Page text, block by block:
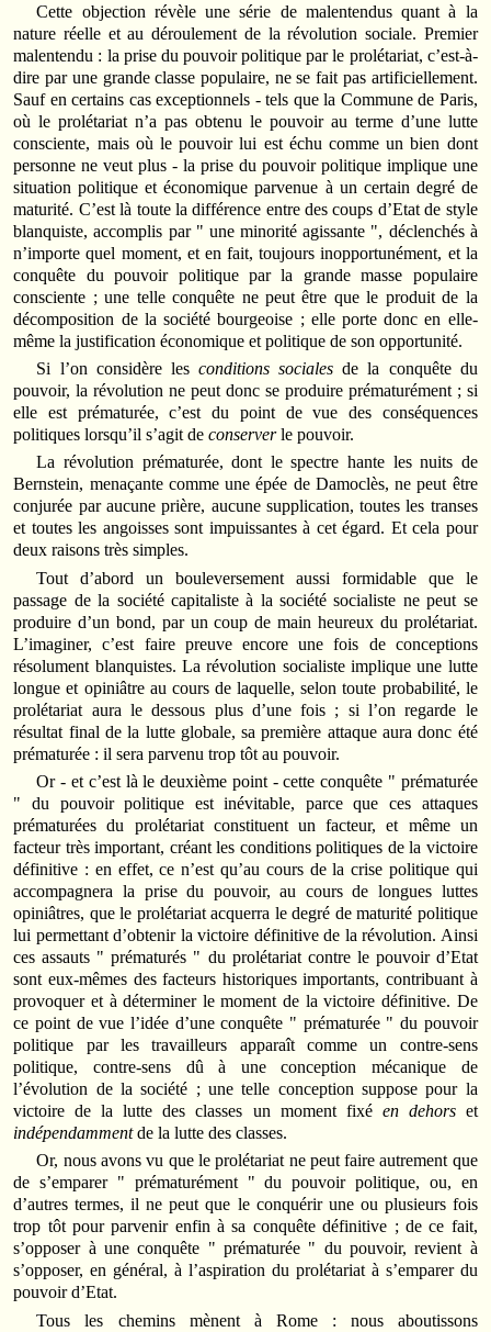
Cette objection révèle une série de malentendus quant à la
nature réelle et au déroulement de la révolution sociale. Premier
malentendu : la prise du pouvoir politique par le prolétariat, c’est-à-
dire par une grande classe populaire, ne se fait pas artificiellement.
Sauf en certains cas exceptionnels - tels que la Commune de Paris,
où le prolétariat n’a pas obtenu le pouvoir au terme d’une lutte
consciente, mais où le pouvoir lui est échu comme un bien dont
personne ne veut plus - la prise du pouvoir politique implique une
situation politique et économique parvenue à un certain degré de
maturité. C’est là toute la différence entre des coups d’Etat de style
blanquiste, accomplis par " une minorité agissante ", déclenchés à
n’importe quel moment, et en fait, toujours inopportunément, et la
conquête du pouvoir politique par la grande masse populaire
consciente ; une telle conquête ne peut être que le produit de la
décomposition de la société bourgeoise ; elle porte donc en elle-
même la justification économique et politique de son opportunité.
Si l’on considère lesconditions sociales de la conquête du
pouvoir, la révolution ne peut donc se produire prématurément ; si
elle est prématurée, c’est du point de vue des conséquences
politiques lorsqu’il s’agit deconserverle pouvoir.
La révolution prématurée, dont le spectre hante les nuits de
Bernstein, menaçante comme une épée de Damoclès, ne peut être
conjurée par aucune prière, aucune supplication, toutes les transes
et toutes les angoisses sont impuissantes à cet égard. Et cela pour
deux raisons très simples.
Tout d’abord un bouleversement aussi formidable que le
passage de la société capitaliste à la société socialiste ne peut se
produire d’un bond, par un coup de main heureux du prolétariat.
L’imaginer, c’est faire preuve encore une fois de conceptions
résolument blanquistes. La révolution socialiste implique une lutte
longue et opiniâtre au cours de laquelle, selon toute probabilité, le
prolétariat aura le dessous plus d’une fois ; si l’on regarde le
résultat final de la lutte globale, sa première attaque aura donc été
prématurée : il sera parvenu trop tôt au pouvoir.
Or - et c’est là le deuxième point - cette conquête " prématurée
" du pouvoir politique est inévitable, parce que ces attaques
prématurées du prolétariat constituent un facteur, et même un
facteur très important, créant les conditions politiques de la victoire
définitive : en effet, ce n’est qu’au cours de la crise politique qui
accompagnera la prise du pouvoir, au cours de longues luttes
opiniâtres, que le prolétariat acquerra le degré de maturité politique
lui permettant d’obtenir la victoire définitive de la révolution. Ainsi
ces assauts " prématurés " du prolétariat contre le pouvoir d’Etat
sont eux-mêmes des facteurs historiques importants, contribuant à
provoquer et à déterminer le moment de la victoire définitive. De
ce point de vue l’idée d’une conquête " prématurée " du pouvoir
politique par les travailleurs apparaît comme un contre-sens
politique, contre-sens dû à une conception mécanique de
l’évolution de la société ; une telle conception suppose pour la
victoire de la lutte des classes un moment fixé en dehors et
indépendammentde la lutte des classes.
Or, nous avons vu que le prolétariat ne peut faire autrement que
de s’emparer " prématurément " du pouvoir politique, ou, en
d’autres termes, il ne peut que le conquérir une ou plusieurs fois
trop tôt pour parvenir enfin à sa conquête définitive ; de ce fait,
s’opposer à une conquête " prématurée " du pouvoir, revient à
s’opposer, en général, à l’aspiration du prolétariat à s’emparer du
pouvoir d’Etat.
Tous les chemins mènent à Rome : nous aboutissons